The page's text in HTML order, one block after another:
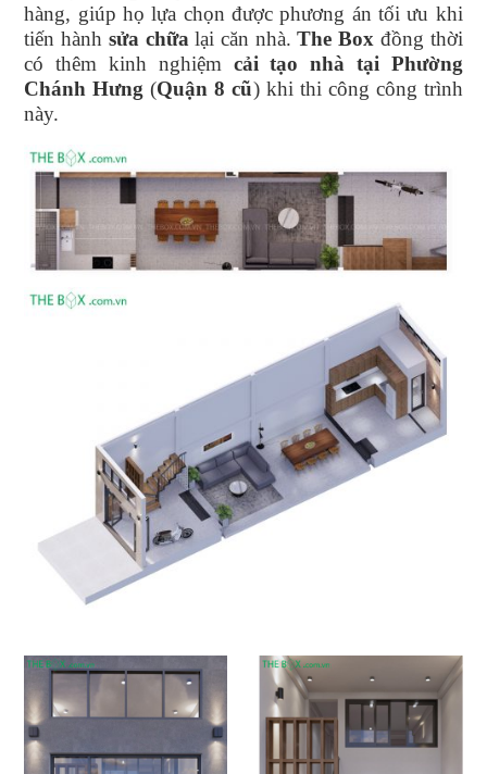
hàng, giúp họ lựa chọn được phương án tối ưu khi
tiến hành sửa chữa lại căn nhà.The Box đồng thời
có thêm kinh nghiệm cải tạo nhà tại Phường
Chánh Hưng(Quận 8 cũ) khi thi công công trình
này.